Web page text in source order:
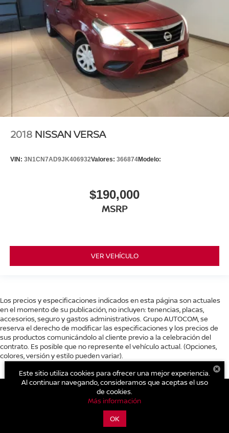
2018 NISSAN VERSA
VIN: 3N1CN7AD9JK406932Valores: 366874Modelo:
$190,000
MSRP
VER VEHÍCULO
Los precios y especificaciones indicados en esta página son actuales
en el momento de su publicación, no incluyen: tenencias, placas,
accesorios, seguro y gastos administrativos. Grupo AUTOCOM, se
reserva el derecho de modificar las especificaciones y los precios de
sus productos comunicándolo al cliente previo a la celebración del
contrato. Es posible que no represente el vehículo actual. (Opciones,
colores, versión y estilo pueden variar).
México51200
Aviso de Privacidad|
Este sitio utiliza cookies para ofrecer una mejor experiencia.
Al continuar navegando, consideramos que aceptas el uso
de cookies.
Más información
OK